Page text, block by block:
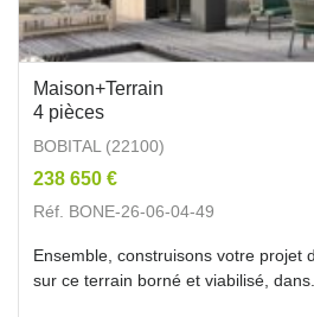
Maison+Terrain
4 pièces
BOBITAL (22100)
238 650 €
Réf. BONE-26-06-04-49
Ensemble, construisons votre projet
sur ce terrain borné et viabilisé, dans...